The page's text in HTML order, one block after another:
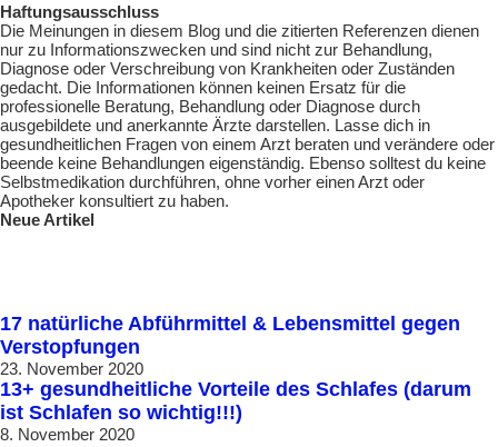
Haftungsausschluss
Die Meinungen in diesem Blog und die zitierten Referenzen dienen
nur zu Informationszwecken und sind nicht zur Behandlung,
Diagnose oder Verschreibung von Krankheiten oder Zuständen
gedacht. Die Informationen können keinen Ersatz für die
professionelle Beratung, Behandlung oder Diagnose durch
ausgebildete und anerkannte Ärzte darstellen. Lasse dich in
gesundheitlichen Fragen von einem Arzt beraten und verändere oder
beende keine Behandlungen eigenständig. Ebenso solltest du keine
Selbstmedikation durchführen, ohne vorher einen Arzt oder
Apotheker konsultiert zu haben.
Neue Artikel
17 natürliche Abführmittel & Lebensmittel gegen
Verstopfungen
23. November 2020
13+ gesundheitliche Vorteile des Schlafes (darum
ist Schlafen so wichtig!!!)
8. November 2020